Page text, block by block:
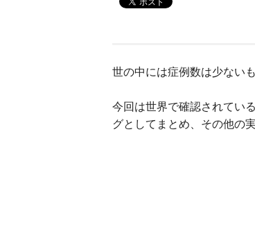
世の中には症例数は少ない
今回は世界で確認されてい
グとしてまとめ、その他の